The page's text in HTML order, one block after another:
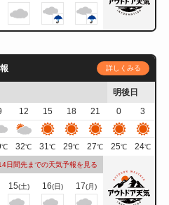
詳しくみる
明後日
12 15 18 21 0
3
℃ 32℃ 31℃ 29℃ 27℃ 25℃ 24℃
日間先までの天気予報を見る
15(土) 16(日) 17(月)